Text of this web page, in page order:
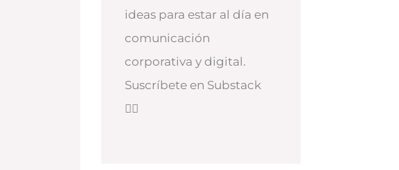
ideas para estar al día en
comunicación
corporativa y digital.
Suscríbete en Substack
👇🏻